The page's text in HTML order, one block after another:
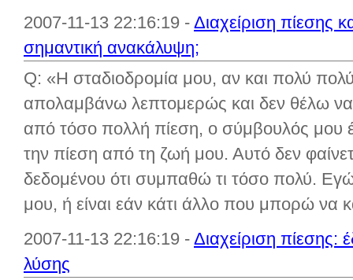
2007-11-13 22:16:19 - Διαχείριση πίεσης
σημαντική ανακάλυψη;
Q: «Η σταδιοδρομία μου, αν και πολύ
απολαμβάνω λεπτομερώς και δεν θέλω
από τόσο πολλή πίεση, ο σύμβουλός μου
την πίεση από τη ζωή μου. Αυτό δεν
δεδομένου ότι συμπαθώ τι τόσο πολύ.
μου, ή είναι εάν κάτι άλλο που μπορώ να
2007-11-13 22:16:19 - Διαχείριση
λύσης